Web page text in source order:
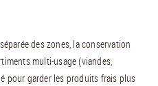
des zones, la conservation
multi-usage (viandes,
pour garder les produits frais plus